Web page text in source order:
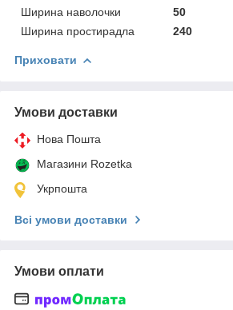
Ширина наволочки
50
Ширина простирадла
240
Приховати
Умови доставки
Нова Пошта
Магазини Rozetka
Укрпошта
Всі умови доставки
Умови оплати